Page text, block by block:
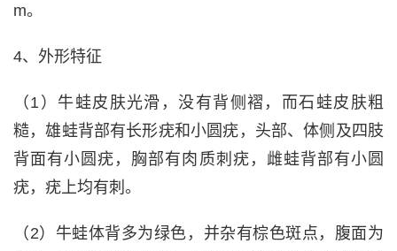
m。
4、外形特征
（1）牛蛙皮肤光滑，没有背侧褶，而石蛙皮肤粗
糙，雄蛙背部有长形疣和小圆疣，头部、体侧及四肢
背面有小圆疣，胸部有肉质刺疣，雌蛙背部有小圆
疣，疣上均有刺。
（2）牛蛙体背多为绿色，并杂有棕色斑点，腹面为